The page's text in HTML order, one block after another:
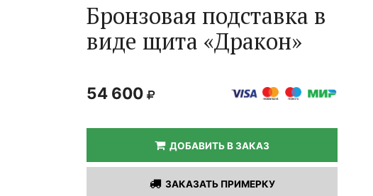
Бронзовая подставка в
виде щита «Дракон»
54 600
ДОБАВИТЬ В ЗАКАЗ
ЗАКАЗАТЬ ПРИМЕРКУ